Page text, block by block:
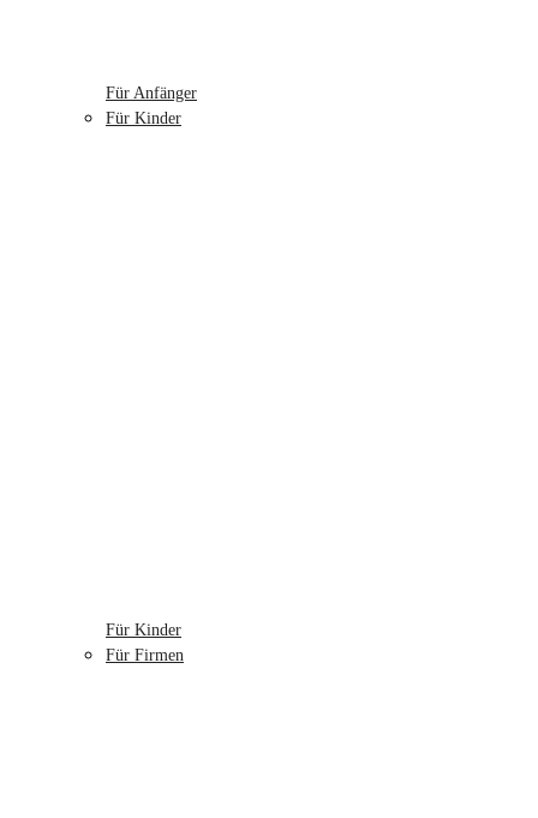
Für Anfänger
Für Kinder
Für Kinder
Für Firmen